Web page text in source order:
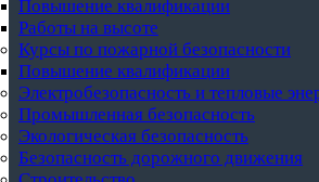
Повышение квалификации
Работы на высоте
Курсы по пожарной безопасности
Повышение квалификации
Электробезопасность и тепловые
Промышленная безопасность
Экологическая безопасность
Безопасность дорожного движения